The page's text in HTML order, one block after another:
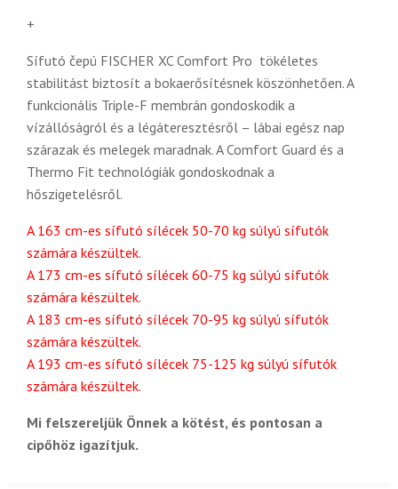
+
Sífutó čepú FISCHER XC Comfort Pro tökéletes
stabilitást biztosít a bokaerősítésnek köszönhetően. A
funkcionális Triple-F membrán gondoskodik a
vízállóságról és a légáteresztésről – lábai egész nap
szárazak és melegek maradnak. A Comfort Guard és a
Thermo Fit technológiák gondoskodnak a
hőszigetelésről.
A 163 cm-es sífutó sílécek 50-70 kg súlyú sífutók
számára készültek.
A 173 cm-es sífutó sílécek 60-75 kg súlyú sífutók
számára készültek.
A 183 cm-es sífutó sílécek 70-95 kg súlyú sífutók
számára készültek.
A 193 cm-es sífutó sílécek 75-125 kg súlyú sífutók
számára készültek.
Mi felszereljük Önnek a kötést, és pontosan a
cipőhöz igazítjuk.